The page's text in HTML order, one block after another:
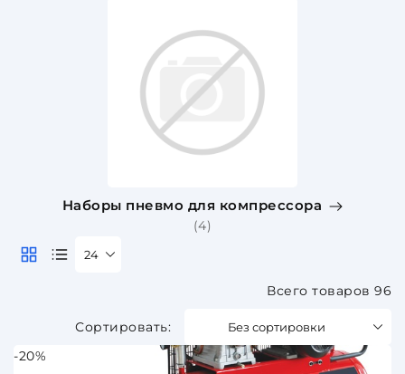
Наборы пневмо для компрессора
(4)
Без сортировки
Всего товаров 96
24
-20%